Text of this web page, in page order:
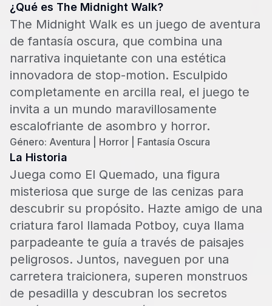
¿Qué es The Midnight Walk?
The Midnight Walk es un juego de aventura
de fantasía oscura, que combina una
narrativa inquietante con una estética
innovadora de stop-motion. Esculpido
completamente en arcilla real, el juego te
invita a un mundo maravillosamente
escalofriante de asombro y horror.
Género: Aventura | Horror | Fantasía Oscura
La Historia
Juega como El Quemado, una figura
misteriosa que surge de las cenizas para
descubrir su propósito. Hazte amigo de una
criatura farol llamada Potboy, cuya llama
parpadeante te guía a través de paisajes
peligrosos. Juntos, naveguen por una
carretera traicionera, superen monstruos
de pesadilla y descubran los secretos